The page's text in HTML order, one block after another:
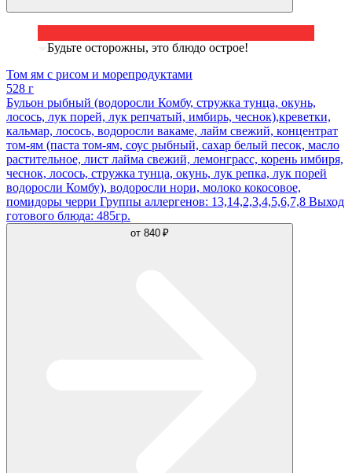
Будьте осторожны, это блюдо острое!
Том ям с рисом и морепродуктами
528 г
Бульон рыбный (водоросли Комбу, стружка тунца, окунь,
лосось, лук порей, лук репчатый, имбирь, чеснок),креветки,
кальмар, лосось, водоросли вакаме, лайм свежий, концентрат
том-ям (паста том-ям, соус рыбный, сахар белый песок, масло
растительное, лист лайма свежий, лемонграсс, корень имбиря,
чеснок, лосось, стружка тунца, окунь, лук репка, лук порей
водоросли Комбу), водоросли нори, молоко кокосовое,
помидоры черри Группы аллергенов: 13,14,2,3,4,5,6,7,8 Выход
готового блюда: 485гр.
от 840 ₽